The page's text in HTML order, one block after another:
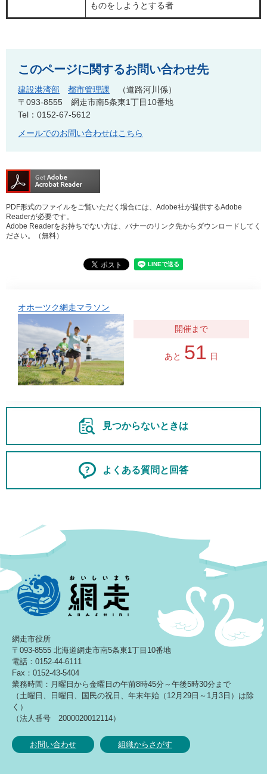
ものをしようとする者
このページに関するお問い合わせ先
建設港湾部 都市管理課
道路河川係
〒093-8555
網走市南5条東1丁目10番地
Tel：0152-67-5612
メールでのお問い合わせはこちら
PDF形式のファイルをご覧いただく場合には、Adobe社が提供するAdobe
Readerが必要です。
Adobe Readerをお持ちでない方は、バナーのリンク先からダウンロードしてく
ださい。（無料）
オホーツク網走マラソン
あと 51 日
見つからないときは
よくある質問と回答
網走市役所
〒093-8555 北海道網走市南5条東1丁目10番地
電話：0152-44-6111
Fax：0152-43-5404
業務時間：月曜日から金曜日の午前8時45分～午後5時30分まで
（土曜日、日曜日、国民の祝日、年末年始（12月29日～1月3日）は除
く）
（法人番号 2000020012114）
お問い合わせ 組織からさがす